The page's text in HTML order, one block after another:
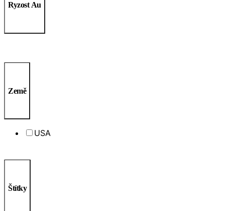
Ryzost Au
Země
USA
Štítky